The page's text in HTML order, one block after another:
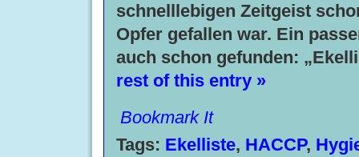
schnelllebigen Zeitgeist
Opfer gefallen war. Ein
auch schon gefunden:
rest of this entry »
Bookmark It
Tags: Ekelliste, HACCP,